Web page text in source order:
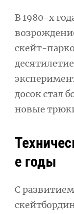
В 1980-х
скейт-
досок стал
новые
е годы
С